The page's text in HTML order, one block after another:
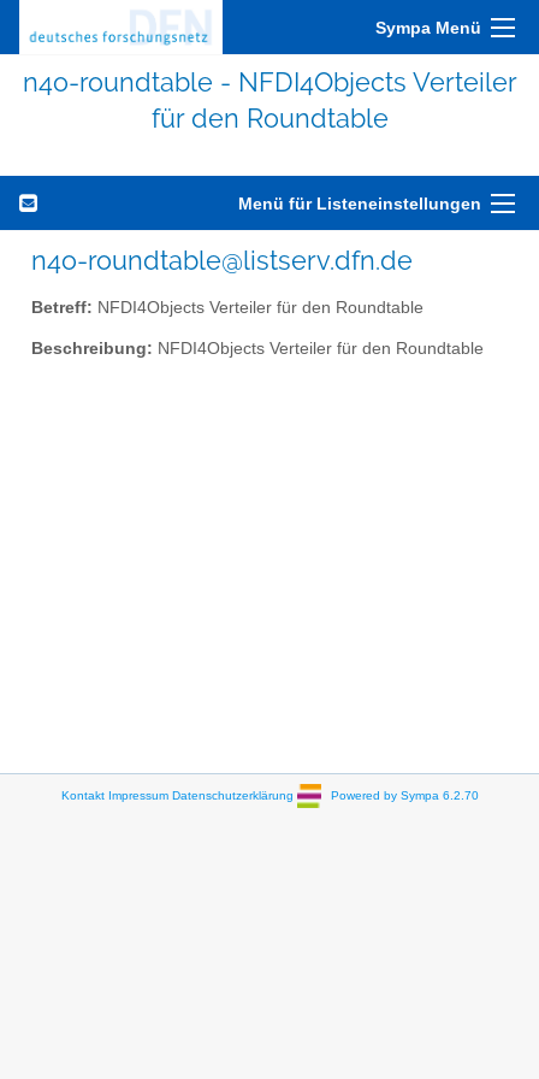
Sympa Menü
n4o-roundtable - NFDI4Objects Verteiler
für den Roundtable
Menü für Listeneinstellungen
n4o-roundtable@listserv.dfn.de
Betreff: NFDI4Objects Verteiler für den Roundtable
Beschreibung: NFDI4Objects Verteiler für den Roundtable
Kontakt Impressum Datenschutzerklärung Powered by Sympa 6.2.70